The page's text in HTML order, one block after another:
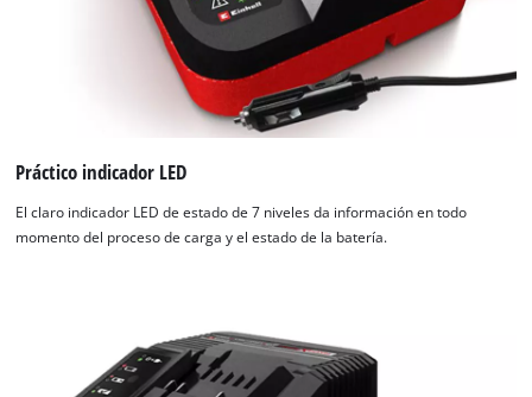
Práctico indicador LED
El claro indicador LED de estado de 7 niveles da información en todo
momento del proceso de carga y el estado de la batería.